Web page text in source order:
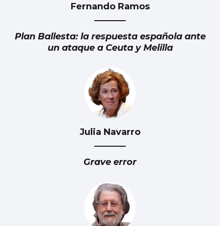
Fernando Ramos
Plan Ballesta: la respuesta española ante
un ataque a Ceuta y Melilla
Julia Navarro
Grave error